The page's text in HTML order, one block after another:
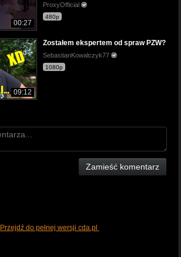
00:27
ProxyOfficial
480p
09:12
Zostałem ekspertem od spraw PZW?
SebastianKowalczyk77
1080p
Zamieść komentarz
Przejdź do pełnej wersji cda.pl